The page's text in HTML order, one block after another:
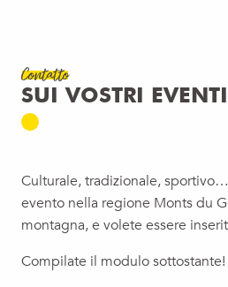
Contatto
SUI VOSTRI EVENTI
Culturale, tradizionale,
evento nella regione Monts du
montagna, e volete essere
Compilate il modulo sottostante!